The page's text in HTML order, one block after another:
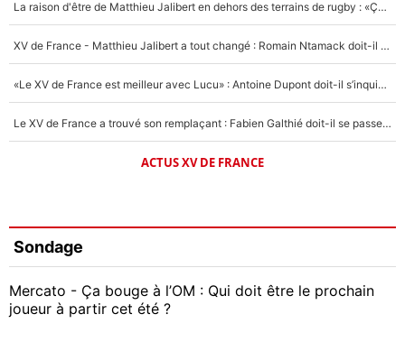
La raison d'être de Matthieu Jalibert en dehors des terrains de rugby : «Ça m'atteint autant que si tu touches à un membre de ma famille»
XV de France - Matthieu Jalibert a tout changé : Romain Ntamack doit-il s’inquiéter pour sa place à un an de la Coupe du monde ?
«Le XV de France est meilleur avec Lucu» : Antoine Dupont doit-il s’inquiéter pour sa place ?
Le XV de France a trouvé son remplaçant : Fabien Galthié doit-il se passer d'Antoine Dupont ?
ACTUS XV DE FRANCE
Sondage
Mercato - Ça bouge à l’OM : Qui doit être le prochain
joueur à partir cet été ?